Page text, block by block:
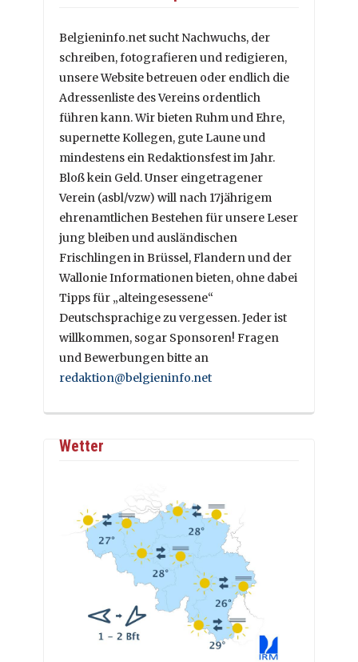
Belgieninfo.net sucht Nachwuchs, der
schreiben, fotografieren und redigieren,
unsere Website betreuen oder endlich die
Adressenliste des Vereins ordentlich
führen kann. Wir bieten Ruhm und Ehre,
supernette Kollegen, gute Laune und
mindestens ein Redaktionsfest im Jahr.
Bloß kein Geld. Unser eingetragener
Verein (asbl/vzw) will nach 17jährigem
ehrenamtlichen Bestehen für unsere Leser
jung bleiben und ausländischen
Frischlingen in Brüssel, Flandern und der
Wallonie Informationen bieten, ohne dabei
Tipps für „alteingesessene“
Deutschsprachige zu vergessen. Jeder ist
willkommen, sogar Sponsoren! Fragen
und Bewerbungen bitte an
redaktion@belgieninfo.net
Wetter